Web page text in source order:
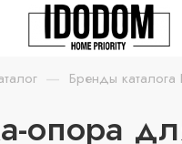
— Бренды
опора